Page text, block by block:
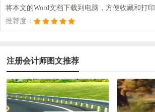
将本文的Word文档下载到电脑，方便收藏和打印
推荐度：
注册会计师图文推荐